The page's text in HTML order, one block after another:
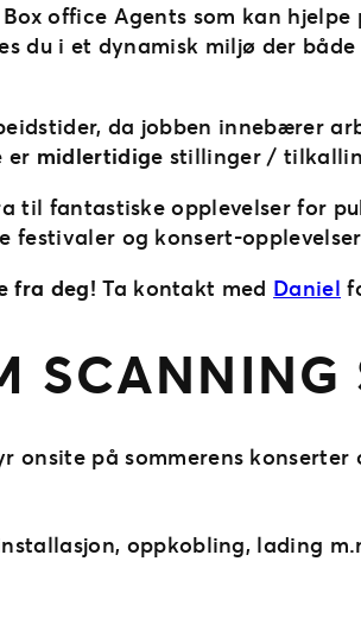
office Agents som kan
du i et dynamisk miljø der
da jobben innebærer
er midlertidige stillinger /
til fantastiske opplevelser for
festivaler og konsert-opplevelser
fra deg! Ta kontakt med Daniel
SCANNING
onsite på sommerens konserter
oppkobling, lading